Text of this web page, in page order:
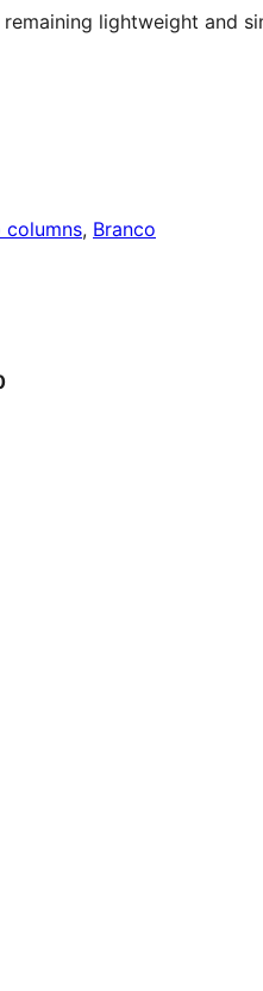
lightweight and
columns, Branco